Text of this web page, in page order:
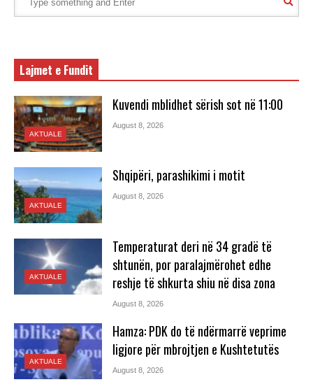
Lajmet e Fundit
AKTUALE
Kuvendi mblidhet sërish sot në 11:00
August 8, 2026
AKTUALE
Shqipëri, parashikimi i motit
August 8, 2026
AKTUALE
Temperaturat deri në 34 gradë të
shtunën, por paralajmërohet edhe
reshje të shkurta shiu në disa zona
August 8, 2026
AKTUALE
Hamza: PDK do të ndërmarrë veprime
ligjore për mbrojtjen e Kushtetutës
August 8, 2026